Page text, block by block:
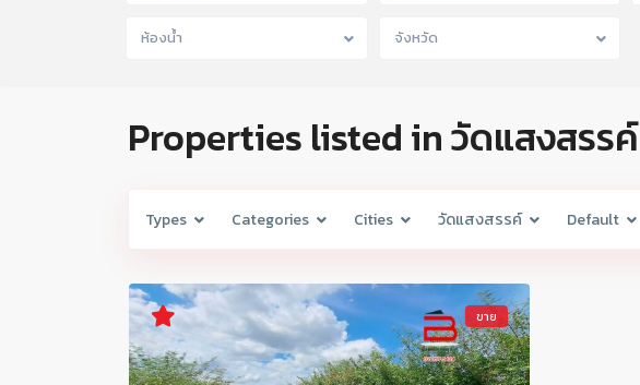
ห้องน้ำ จังหวัด
Properties listed in วัดแสงสรรค์
Types Categories Cities วัดแสงสรรค์ Default
ขาย